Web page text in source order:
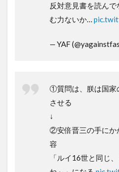
反対意見書を読ん
む力ないか…
— YAF
①質問は、朕は国家
させる
↓
②安倍晋三の手にか
容
「ルイ16世と同じ